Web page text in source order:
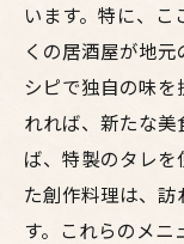
新たな味覚
理
新たな
個性豊
異なる
新しい
います。特に、
くの居酒屋が地
シピで独自の味
れれば、新たな
ば、特製のタレ
た創作料理は、
す。これらのメ